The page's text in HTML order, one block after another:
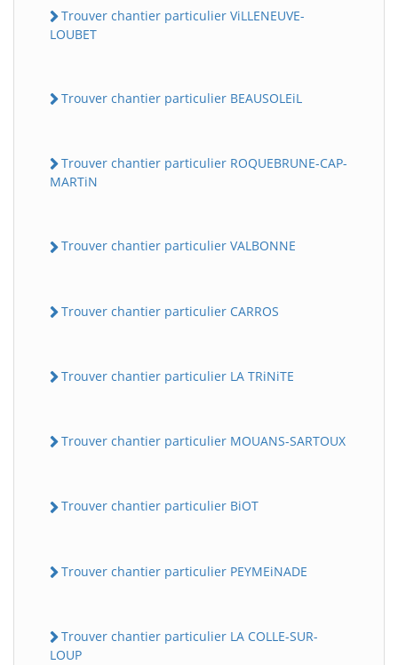
Trouver chantier particulier ViLLENEUVE-
LOUBET
Trouver chantier particulier BEAUSOLEiL
Trouver chantier particulier ROQUEBRUNE-CAP-
MARTiN
Trouver chantier particulier VALBONNE
Trouver chantier particulier CARROS
Trouver chantier particulier LA TRiNiTE
Trouver chantier particulier MOUANS-SARTOUX
Trouver chantier particulier BiOT
Trouver chantier particulier PEYMEiNADE
Trouver chantier particulier LA COLLE-SUR-
LOUP